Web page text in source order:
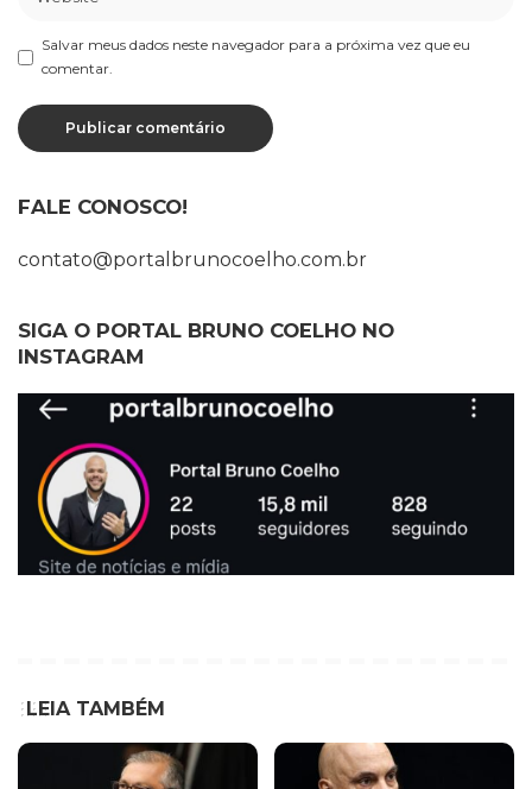
Salvar meus dados neste navegador para a próxima vez que eu
comentar.
FALE CONOSCO!
contato@portalbrunocoelho.com.br
SIGA O PORTAL BRUNO COELHO NO
INSTAGRAM
LEIA TAMBÉM